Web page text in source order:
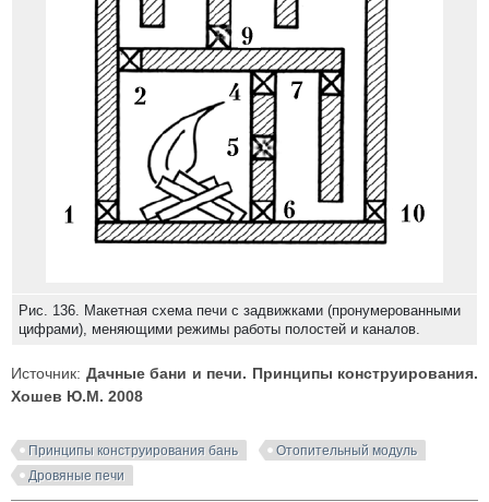
Рис. 136. Макетная схема печи с задвижками (пронумерованными
цифрами), меняющими режимы работы полостей и каналов.
Источник: Дачные бани и печи. Принципы конструирования.
Хошев Ю.М. 2008
Принципы конструирования бань
Отопительный модуль
Дровяные печи